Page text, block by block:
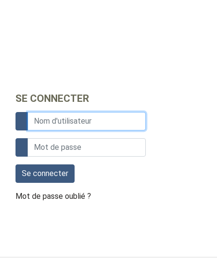
SE CONNECTER
Se connecter
Mot de passe oublié ?